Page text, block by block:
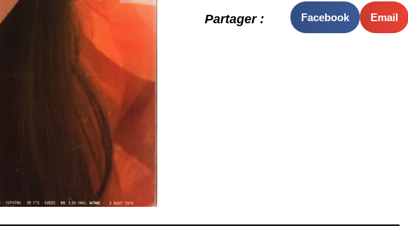
Partager : Facebook Email